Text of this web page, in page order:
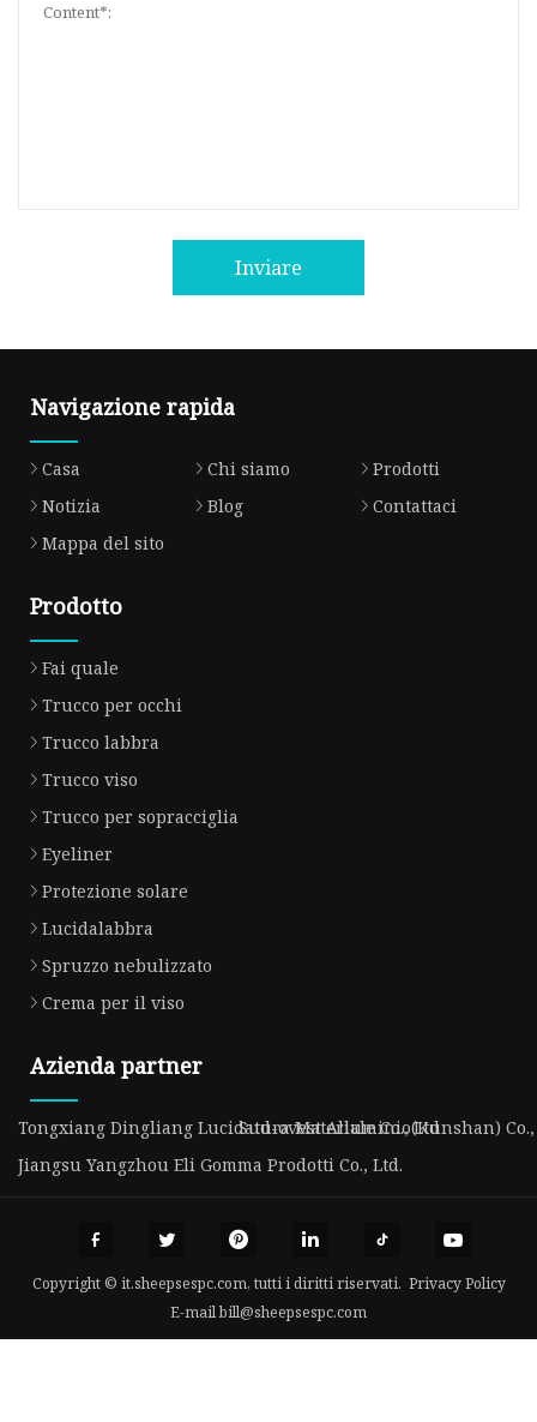
Inviare
Navigazione rapida
Casa Chi siamo
Prodotti
Notizia
Blog
Contattaci
Mappa del sito
Prodotto
Fai quale
Trucco per occhi
Trucco labbra
Trucco viso
Trucco per sopracciglia
Eyeliner
Protezione solare
Lucidalabbra
Spruzzo nebulizzato
Crema per il viso
Azienda partner
Tongxiang Dingliang Lucidatura Materiale Co., Ltd
Sud-ovest Alluminio(Kunshan) Co.,
Jiangsu Yangzhou Eli Gomma Prodotti Co., Ltd.
Copyright © it.sheepsespc.com, tutti i diritti riservati. Privacy Policy
E-mailbill@sheepsespc.com